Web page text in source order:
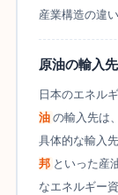
産業構造の違
原油の輸入先
日本のエネル
油 の輸入先は、
具体的な輸入
邦 といった産
なエネルギー